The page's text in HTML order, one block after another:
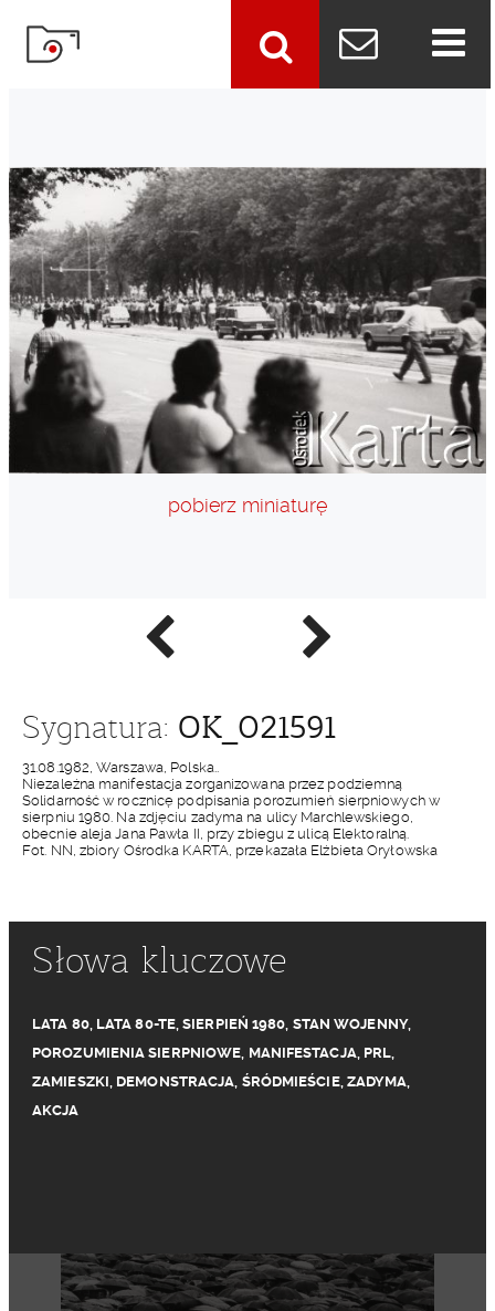
Poprzednie
zdjęcie
Następne
zdjęcie
pobierz miniaturę
Sygnatura: OK_021591
31.08.1982, Warszawa, Polska..
Niezależna manifestacja zorganizowana przez podziemną
Solidarność w rocznicę podpisania porozumień sierpniowych w
sierpniu 1980. Na zdjęciu zadyma na ulicy Marchlewskiego,
obecnie aleja Jana Pawła II, przy zbiegu z ulicą Elektoralną.
Fot. NN, zbiory Ośrodka KARTA, przekazała Elżbieta Oryłowska
Słowa kluczowe
LATA 80, LATA 80-TE,SIERPIEŃ 1980, STAN WOJENNY,
POROZUMIENIA SIERPNIOWE, MANIFESTACJA, PRL,
ZAMIESZKI, DEMONSTRACJA, ŚRÓDMIEŚCIE, ZADYMA,
AKCJA